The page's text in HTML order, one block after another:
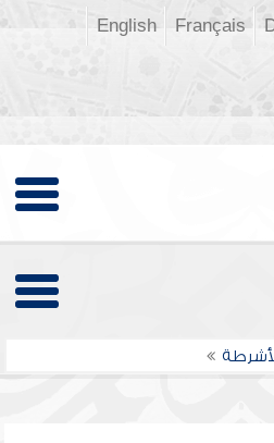
Français
English